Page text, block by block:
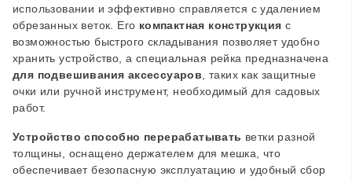
использовании и эффективно справляется с удалением
обрезанных веток. Его компактная конструкция с
возможностью быстрого складывания позволяет удобно
хранить устройство, а специальная рейка предназначена
для подвешивания аксессуаров , таких как защитные
очки или ручной инструмент, необходимый для садовых
работ.
Устройство способно перерабатывать ветки разной
толщины, оснащено держателем для мешка, что
обеспечивает безопасную эксплуатацию и удобный сбор